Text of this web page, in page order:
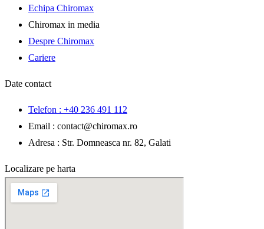
Echipa Chiromax
Chiromax in media
Despre Chiromax
Cariere
Date contact
Telefon : +40 236 491 112
Email : contact@chiromax.ro
Adresa : Str. Domneasca nr. 82, Galati
Localizare pe harta